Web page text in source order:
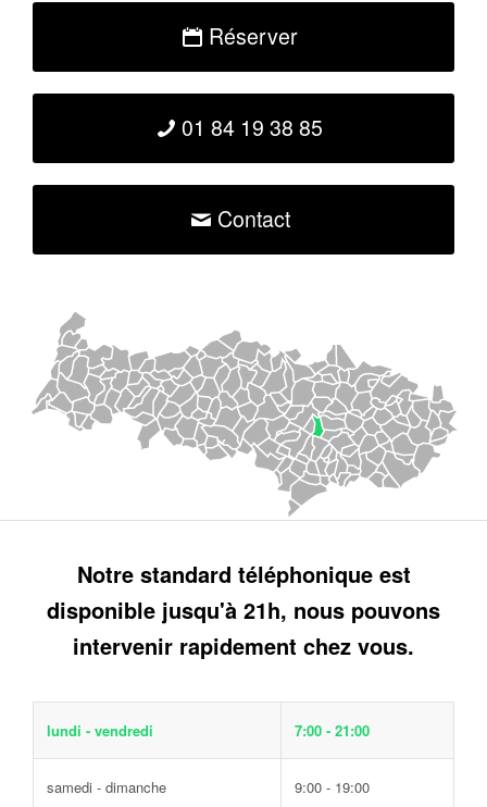
Réserver
01 84 19 38 85
Contact
Notre standard téléphonique est
disponible jusqu'à 21h, nous pouvons
intervenir rapidement chez vous.
lundi - vendredi 7:00 - 21:00
samedi - dimanche 9:00 - 19:00